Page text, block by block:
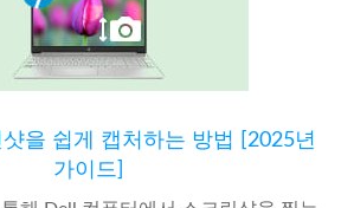
을 쉽게 캡처하는 방법 [2025년
가이드]